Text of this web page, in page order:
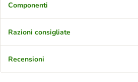
Componenti
Razioni consigliate
Recensioni